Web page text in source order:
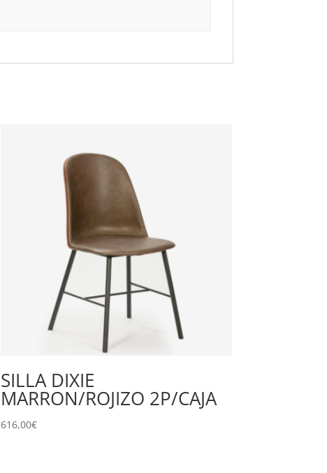
SILLA DIXIE
MARRON/ROJIZO 2P/CAJA
616,00€